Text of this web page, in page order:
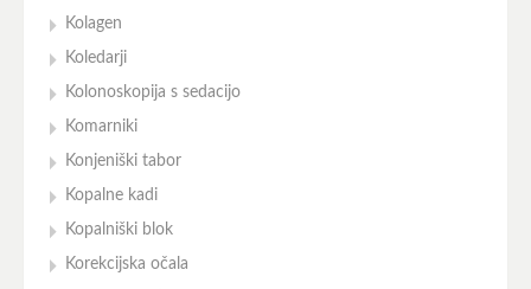
Kolagen
Koledarji
Kolonoskopija s sedacijo
Komarniki
Konjeniški tabor
Kopalne kadi
Kopalniški blok
Korekcijska očala